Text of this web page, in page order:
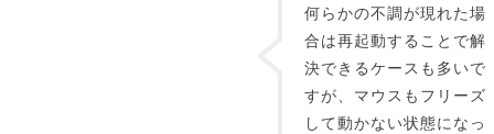
何らかの不調が現れた場
合は再起動することで解
決できるケースも多いで
すが、マウスもフリーズ
して動かない状態になっ